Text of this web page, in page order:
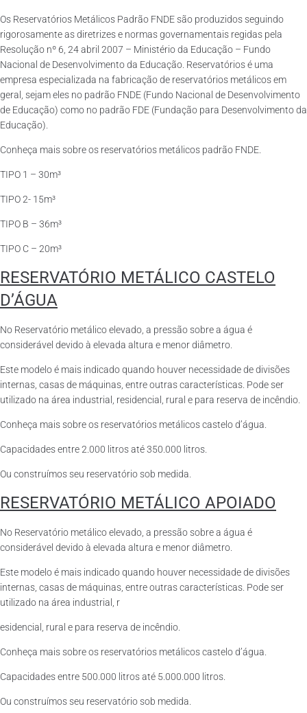
Os Reservatórios Metálicos Padrão FNDE são produzidos seguindo
rigorosamente as diretrizes e normas governamentais regidas pela
Resolução nº 6, 24 abril 2007 – Ministério da Educação – Fundo
Nacional de Desenvolvimento da Educação. Reservatórios é uma
empresa especializada na fabricação de reservatórios metálicos em
geral, sejam eles no padrão FNDE (Fundo Nacional de Desenvolvimento
de Educação) como no padrão FDE (Fundação para Desenvolvimento da
Educação).
Conheça mais sobre os reservatórios metálicos padrão FNDE.
TIPO 1 – 30m³
TIPO 2- 15m³
TIPO B – 36m³
TIPO C – 20m³
RESERVATÓRIO METÁLICO CASTELO
D’ÁGUA
No Reservatório metálico elevado, a pressão sobre a água é
considerável devido à elevada altura e menor diâmetro.
Este modelo é mais indicado quando houver necessidade de divisões
internas, casas de máquinas, entre outras características. Pode ser
utilizado na área industrial, residencial, rural e para reserva de incêndio.
Conheça mais sobre os reservatórios metálicos castelo d’água.
Capacidades entre 2.000 litros até 350.000 litros.
Ou construímos seu reservatório sob medida.
RESERVATÓRIO METÁLICO APOIADO
No Reservatório metálico elevado, a pressão sobre a água é
considerável devido à elevada altura e menor diâmetro.
Este modelo é mais indicado quando houver necessidade de divisões
internas, casas de máquinas, entre outras características. Pode ser
utilizado na área industrial, r
esidencial, rural e para reserva de incêndio.
Conheça mais sobre os reservatórios metálicos castelo d’água.
Capacidades entre 500.000 litros até 5.000.000 litros.
Ou construímos seu reservatório sob medida.